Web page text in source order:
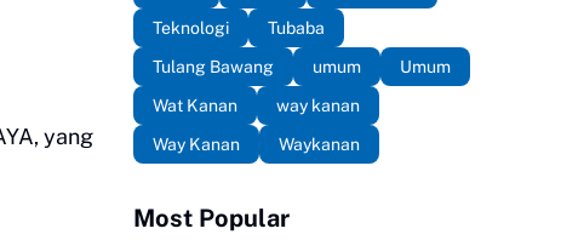
yang
Teknologi
Tubaba
Tulang Bawang
umum
Umum
Wat Kanan
way kanan
Way Kanan
Waykanan
Most Popular